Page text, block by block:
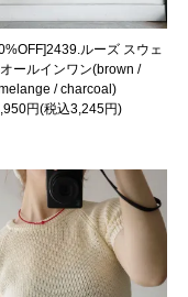
ルーズ スウェ
ールインワン(brown /
/ charcoal)
円(税込3,245円)